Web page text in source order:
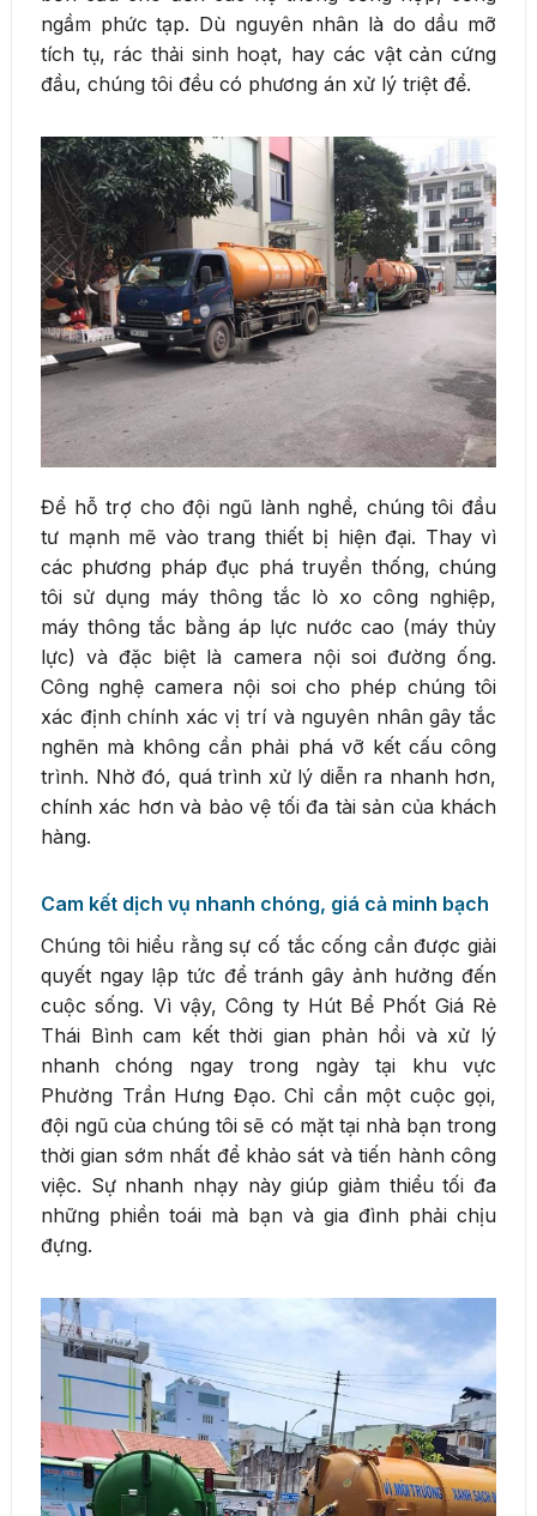
ngầm phức tạp. Dù nguyên nhân là do dầu mỡ
tích tụ, rác thải sinh hoạt, hay các vật cản cứng
đầu, chúng tôi đều có phương án xử lý triệt để.
Để hỗ trợ cho đội ngũ lành nghề, chúng tôi đầu
tư mạnh mẽ vào trang thiết bị hiện đại. Thay vì
các phương pháp đục phá truyền thống, chúng
tôi sử dụng máy thông tắc lò xo công nghiệp,
máy thông tắc bằng áp lực nước cao (máy thủy
lực) và đặc biệt là camera nội soi đường ống.
Công nghệ camera nội soi cho phép chúng tôi
xác định chính xác vị trí và nguyên nhân gây tắc
nghẽn mà không cần phải phá vỡ kết cấu công
trình. Nhờ đó, quá trình xử lý diễn ra nhanh hơn,
chính xác hơn và bảo vệ tối đa tài sản của khách
hàng.
Cam kết dịch vụ nhanh chóng, giá cả minh bạch
Chúng tôi hiểu rằng sự cố tắc cống cần được giải
quyết ngay lập tức để tránh gây ảnh hưởng đến
cuộc sống. Vì vậy, Công ty Hút Bể Phốt Giá Rẻ
Thái Bình cam kết thời gian phản hồi và xử lý
nhanh chóng ngay trong ngày tại khu vực
Phường Trần Hưng Đạo. Chỉ cần một cuộc gọi,
đội ngũ của chúng tôi sẽ có mặt tại nhà bạn trong
thời gian sớm nhất để khảo sát và tiến hành công
việc. Sự nhanh nhạy này giúp giảm thiểu tối đa
những phiền toái mà bạn và gia đình phải chịu
đựng.